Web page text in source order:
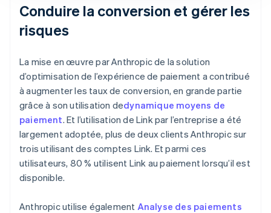
Conduire la conversion et gérer les
risques
La mise en œuvre par Anthropic de la solution
d’optimisation de l’expérience de paiement a contribué
à augmenter les taux de conversion, en grande partie
grâce à son utilisation dedynamique moyens de
paiement. Et l’utilisation de Link par l’entreprise a été
largement adoptée, plus de deux clients Anthropic sur
trois utilisant des comptes Link. Et parmi ces
utilisateurs, 80 % utilisent Link au paiement lorsqu’il est
disponible.
Anthropic utilise également Analyse des paiements